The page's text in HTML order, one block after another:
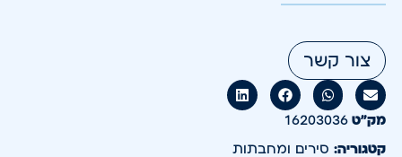
צור קשר
מק״ט 16203036
קטגוריה: סירים ומחבתות